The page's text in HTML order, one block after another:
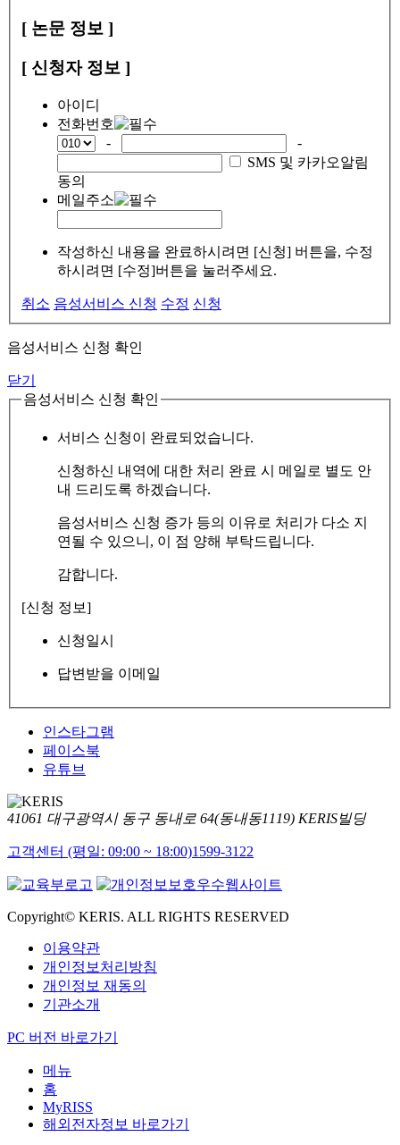
[ 논문 정보 ]
[ 신청자 정보 ]
아이디
전화번호
-
-
SMS 및 카카오알림
동의
메일주소
작성하신 내용을 완료하시려면 [신청] 버튼을, 수정
하시려면 [수정]버튼을 눌러주세요.
취소 음성서비스 신청 수정 신청
음성서비스 신청 확인
닫기
음성서비스 신청 확인
서비스 신청이 완료되었습니다.
신청하신 내역에 대한 처리 완료 시 메일로 별도 안
내 드리도록 하겠습니다.
음성서비스 신청 증가 등의 이유로 처리가 다소 지
연될 수 있으니, 이 점 양해 부탁드립니다.
감합니다.
[신청 정보]
신청일시
답변받을 이메일
인스타그램
페이스북
유튜브
41061 대구광역시 동구 동내로 64(동내동1119) KERIS빌딩
고객센터 (평일: 09:00 ~ 18:00)1599-3122
Copyright© KERIS. ALL RIGHTS RESERVED
이용약관
개인정보처리방침
개인정보 재동의
기관소개
PC 버전 바로가기
메뉴
홈
MyRISS
해외전자정보 바로가기